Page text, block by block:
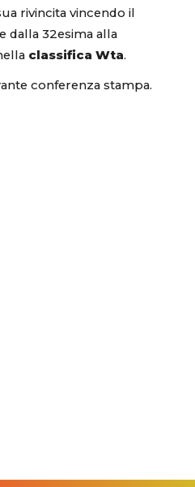
rivincita vincendo il
dalla 32esima alla
classifica Wta.
conferenza stampa.